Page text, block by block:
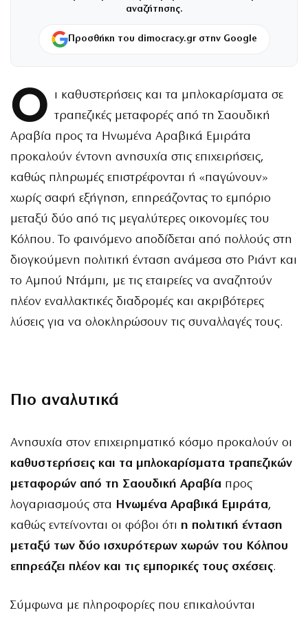
αναζήτησης.
Προσθήκη του dimocracy.gr στην Google
Ο ι καθυστερήσεις και τα μπλοκαρίσματα σε
τραπεζικές μεταφορές από τη Σαουδική
Αραβία προς τα Ηνωμένα Αραβικά Εμιράτα
προκαλούν έντονη ανησυχία στις επιχειρήσεις,
καθώς πληρωμές επιστρέφονται ή «παγώνουν»
χωρίς σαφή εξήγηση, επηρεάζοντας το εμπόριο
μεταξύ δύο από τις μεγαλύτερες οικονομίες του
Κόλπου. Το φαινόμενο αποδίδεται από πολλούς στη
διογκούμενη πολιτική ένταση ανάμεσα στο Ριάντ και
το Αμπού Ντάμπι, με τις εταιρείες να αναζητούν
πλέον εναλλακτικές διαδρομές και ακριβότερες
λύσεις για να ολοκληρώσουν τις συναλλαγές τους.
Πιο αναλυτικά
Ανησυχία στον επιχειρηματικό κόσμο προκαλούν οι
καθυστερήσεις και τα μπλοκαρίσματα τραπεζικών
μεταφορών από τη Σαουδική Αραβία προς
λογαριασμούς στα Ηνωμένα Αραβικά Εμιράτα,
καθώς εντείνονται οι φόβοι ότι η πολιτική ένταση
μεταξύ των δύο ισχυρότερων χωρών του Κόλπου
επηρεάζει πλέον και τις εμπορικές τους σχέσεις.
Σύμφωνα με πληροφορίες που επικαλούνται